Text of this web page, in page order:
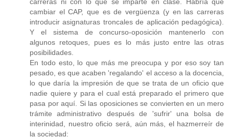
cambiar el CAP, que es de vergüenza (y en las carreras
introducir asignaturas troncales de aplicación pedagógica).
Y el sistema de concurso-oposición mantenerlo con
algunos retoques, pues es lo más justo entre las otras
posibilidades.
En todo esto, lo que más me preocupa y por eso soy tan
pesado, es que acaben 'regalando' el acceso a la docencia,
lo que daría la impresión de que se trata de un oficio que
nadie quiere y para el cual está preparado el primero que
pasa por aquí. Si las oposiciones se convierten en un mero
trámite administrativo después de 'sufrir' una bolsa de
interinidad, nuestro oficio será, aún más, el hazmerreír de
la sociedad: